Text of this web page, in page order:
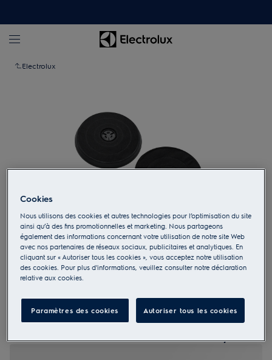
Electrolux
Appuyez pour zoomer
Filtre à charbon OdourClean
Standard
Cookies
Nous utilisons des cookies et autres technologies pour l’optimisation du site
ainsi qu’à des fins promotionnelles et marketing. Nous partageons
également des informations concernant votre utilisation de notre site Web
avec nos partenaires de réseaux sociaux, publicitaires et analytiques. En
cliquant sur « Autoriser tous les cookies », vous acceptez notre utilisation
des cookies. Pour plus d'informations, veuillez consulter notre déclaration
relative aux cookies.
Paramètres des cookies Autoriser tous les cookies